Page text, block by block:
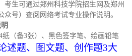
考生可通过郑州科技学院招生网及郑州
号）查阅网络考试专业操作说明。
纸（备3张）、黑色签字笔、绘画铅笔
述题、图文题、创作题3大